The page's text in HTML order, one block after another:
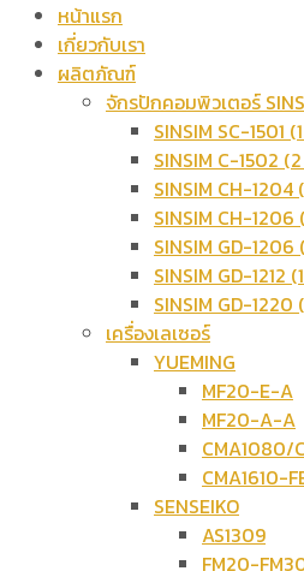
หน้าแรก
เกี่ยวกับเรา
ผลิตภัณฑ์
จักรปักคอมพิวเตอร์
SINSIM SC-1501
SINSIM C-1502
SINSIM CH-1204
SINSIM CH-1206
SINSIM GD-1206
SINSIM GD-1212
SINSIM GD-
เครื่องเลเซอร์
YUEMING
MF20-E-A
MF20-A-A
CMA1080/
CMA1610-
SENSEIKO
AS1309
FM20-